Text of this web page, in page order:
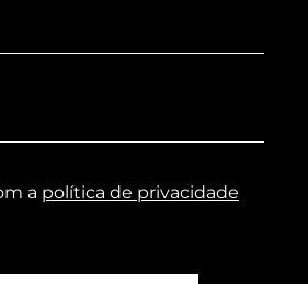
a política de privacidade